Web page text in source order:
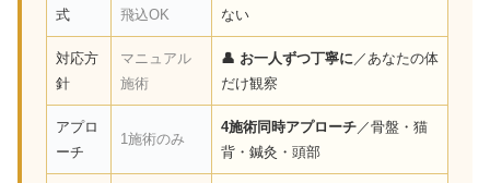
式
飛込OK
ない
対応方
針
マニュアル
施術
👤 お一人ずつ丁寧に／あなたの体
だけ観察
アプロ
ーチ
1施術のみ
4施術同時アプローチ／骨盤・猫
背・鍼灸・頭部